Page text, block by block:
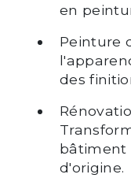
en
Peinture
des
bâtiment
d'origine.